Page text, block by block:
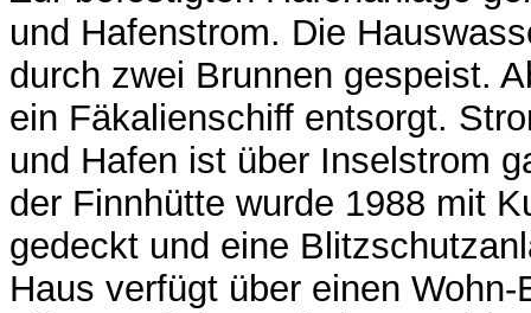
und Hafenstrom. Die
durch zwei Brunnen gespeist.
ein Fäkalienschiff entsorgt.
und Hafen ist über Inselstrom
der Finnhütte wurde 1988 mit
gedeckt und eine
Haus verfügt über einen